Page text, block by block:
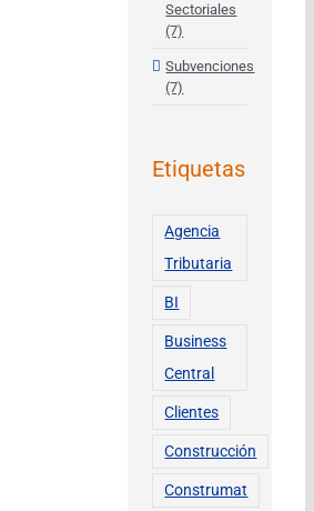
Sectoriales
(7)
Subvenciones
(7)
Etiquetas
Agencia
Tributaria
BI
Business
Central
Clientes
Construcción
Construmat